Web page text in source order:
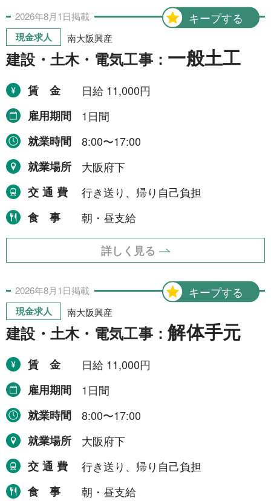
キープする
2026年8月1日掲載
現金求人 南大阪興産
建設・土木・電気工事： 一般土工
賃金
日給 11,000円
雇用期間
1日間
就業時間
8:00〜17:00
就業場所
大阪府下
交通費
行き送り、帰り自己負担
食事
朝・昼支給
詳しく見る
キープする
2026年8月1日掲載
現金求人 南大阪興産
建設・土木・電気工事：解体手元
賃金
日給 11,000円
雇用期間
1日間
就業時間
8:00〜17:00
就業場所
大阪府下
交通費
行き送り、帰り自己負担
食事
朝・昼支給